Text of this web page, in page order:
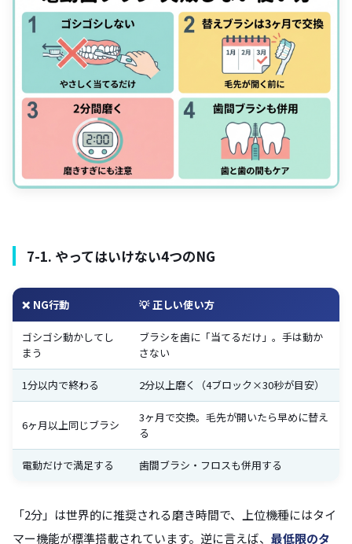
7-1. やってはいけない4つのNG
❌ NG行動 💡 正しい使い方
ゴシゴシ動かしてし
まう
ブラシを歯に「当てるだけ」。手は動か
さない
1分以内で終わる 2分以上磨く（4ブロック×30秒が目安）
6ヶ月以上同じブラシ
3ヶ月で交換。毛先が開いたら早めに替え
る
電動だけで満足する 歯間ブラシ・フロスも併用する
「2分」は世界的に推奨される磨き時間で、上位機種にはタイ
マー機能が標準搭載されています。逆に言えば、 最低限のタ